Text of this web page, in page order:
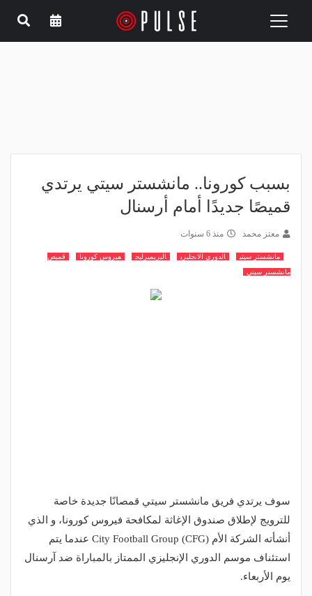
Toggle
بسبب كورونا.. مانشستر سيتي يرتدي
قميصًا جديدًا أمام أرسنال
معتز محمد منذ 6 سنوات
مانشستر سيتي الدوري الانجليزي البريميرليج فيروس كورونا
قميص
مانشستر سيتي
سوف يرتدي فريق مانشستر سيتي قمصانًا جديدة خاصة
للترويج لإطلاق صندوق الإغاثة لمكافحة فيروس كورونا، و الذي
أنشأته الشركة الأم City Football Group (CFG) عندما يتم
استئناف موسم الدوري الإنجليزي الممتاز بالمباراة ضد آرسنال
يوم الأربعاء.